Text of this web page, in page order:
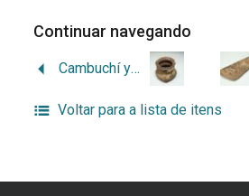
Continuar navegando
Cambuchí yruquaí
Voltar para a lista de itens